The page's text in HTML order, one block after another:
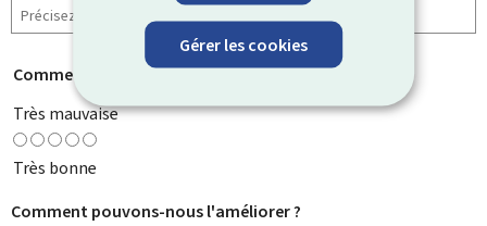
Gérer les cookies
Comment évaluez-vous cette page ? *
Très mauvaise
Très bonne
Comment pouvons-nous l'améliorer ?